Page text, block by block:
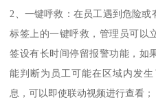
2、一键呼救：在员工遇到危险
标签上的一键呼救，管理员可以
签设有长时间停留报警功能，如
能判断为员工可能在区域内发
息，可以即使联动视频进行查看；